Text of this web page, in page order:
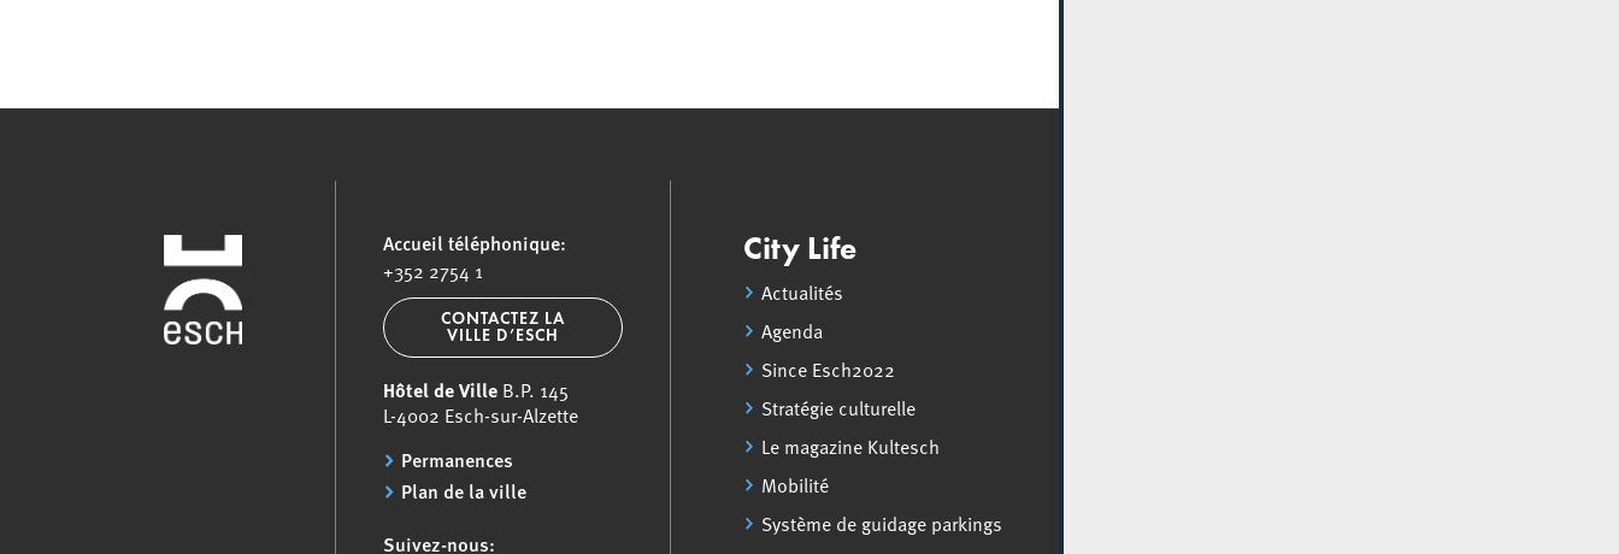
Accueil téléphonique:
+352 2754 1
CONTACTEZ LA
VILLE D’ESCH
Hôtel de Ville B.P. 145
L-4002 Esch-sur-Alzette
Permanences
Plan de la ville
Suivez-nous:
City Life
Actualités
Agenda
Since Esch2022
Stratégie culturelle
Le magazine Kultesch
Mobilité
Système de guidage parkings